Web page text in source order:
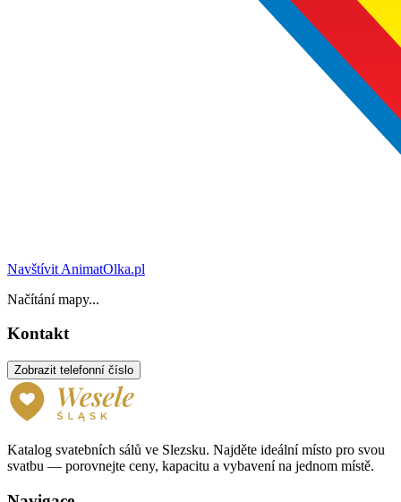
Navštívit AnimatOlka.pl
Načítání mapy...
Kontakt
Zobrazit telefonní číslo
Katalog svatebních sálů ve Slezsku. Najděte ideální místo pro svou
svatbu — porovnejte ceny, kapacitu a vybavení na jednom místě.